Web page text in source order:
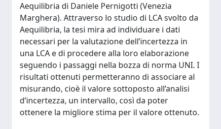
Aequilibria di Daniele Pernigotti (Venezia
Marghera). Attraverso lo studio di LCA svolto da
Aequilibria, la tesi mira ad individuare i dati
necessari per la valutazione dell’incertezza in
una LCA e di procedere alla loro elaborazione
seguendo i passaggi nella bozza di norma UNI. I
risultati ottenuti permetteranno di associare al
misurando, cioè il valore sottoposto all’analisi
d’incertezza, un intervallo, così da poter
ottenere la migliore stima per il valore ottenuto.